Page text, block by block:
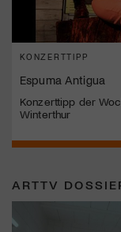
KONZERTTIPP
Espuma Antigua
Konzerttipp der
Winterthur
ARTTV